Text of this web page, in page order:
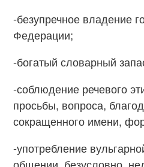
-безупречное владение
Федерации;
-богатый словарный
-соблюдение речевого
просьбы, вопроса,
сокращенного имени,
-употребление